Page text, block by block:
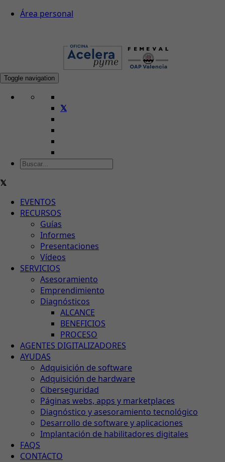
Área personal
Toggle navigation
EVENTOS
RECURSOS
Guías
Informes
Presentaciones
Vídeos
SERVICIOS
Asesoramiento
Emprendimiento
Diagnósticos
ALCANCE
BENEFICIOS
PROCESO
AGENTES DIGITALIZADORES
AYUDAS
Adquisición de software
Adquisición de hardware
Ciberseguridad
Páginas webs, apps y marketplaces
Diagnóstico y asesoramiento tecnológico
Desarrollo de software y aplicaciones
Implantación de habilitadores digitales
FAQS
CONTACTO